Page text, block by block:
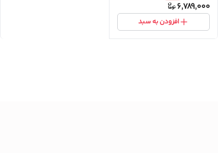
6,789,000
افزودن به سبد